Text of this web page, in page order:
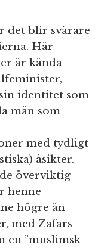
det blir svårare
Här
är kända
identitet som
män som
med tydligt
åsikter.
överviktig
henne
högre än
med Zafars
en ”muslimsk